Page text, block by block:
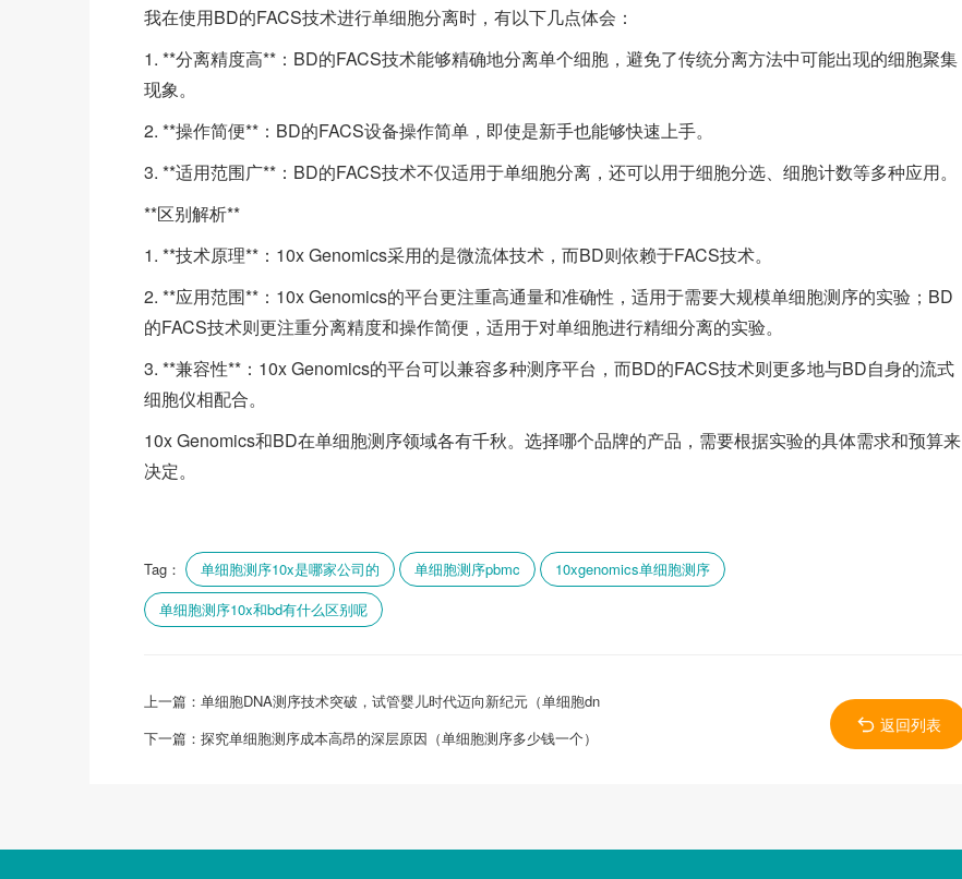
我在使用BD的FACS技术进行单细胞分离时，有以下几点体会：
1. **分离精度高**：BD的FACS技术能够精确地分离单个细胞，避免了传统分离方法中可能出现的细胞聚集
现象。
2. **操作简便**：BD的FACS设备操作简单，即使是新手也能够快速上手。
3. **适用范围广**：BD的FACS技术不仅适用于单细胞分离，还可以用于细胞分选、细胞计数等多种应用。
**区别解析**
1. **技术原理**：10x Genomics采用的是微流体技术，而BD则依赖于FACS技术。
2. **应用范围**：10x Genomics的平台更注重高通量和准确性，适用于需要大规模单细胞测序的实验；BD
的FACS技术则更注重分离精度和操作简便，适用于对单细胞进行精细分离的实验。
3. **兼容性**：10x Genomics的平台可以兼容多种测序平台，而BD的FACS技术则更多地与BD自身的流式
细胞仪相配合。
10x Genomics和BD在单细胞测序领域各有千秋。选择哪个品牌的产品，需要根据实验的具体需求和预算来
决定。
Tag： 单细胞测序10x是哪家公司的 单细胞测序pbmc
10xgenomics单细胞测序
单细胞测序10x和bd有什么区别呢
上一篇： 单细胞DNA测序技术突破，试管婴儿时代迈向新纪元（单细胞dn
下一篇： 探究单细胞测序成本高昂的深层原因（单细胞测序多少钱一个）
返回列表